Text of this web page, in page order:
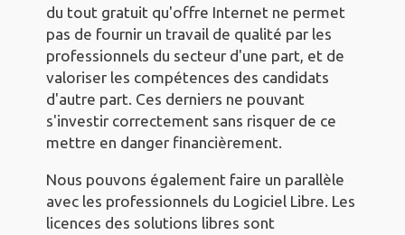
du tout gratuit qu'offre Internet ne permet
pas de fournir un travail de qualité par les
professionnels du secteur d'une part, et de
valoriser les compétences des candidats
d'autre part. Ces derniers ne pouvant
s'investir correctement sans risquer de ce
mettre en danger financièrement.
Nous pouvons également faire un parallèle
avec les professionnels du Logiciel Libre. Les
licences des solutions libres sont